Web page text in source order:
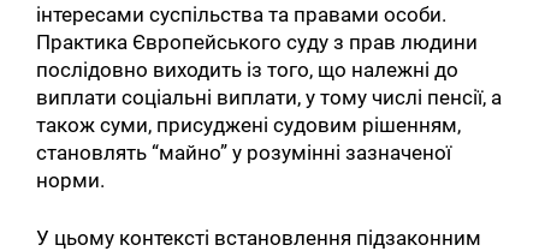
інтересами суспільства та правами особи.
Практика Європейського суду з прав людини
послідовно виходить із того, що належні до
виплати соціальні виплати, у тому числі пенсії, а
також суми, присуджені судовим рішенням,
становлять “майно” у розумінні зазначеної
норми.
У цьому контексті встановлення підзаконним